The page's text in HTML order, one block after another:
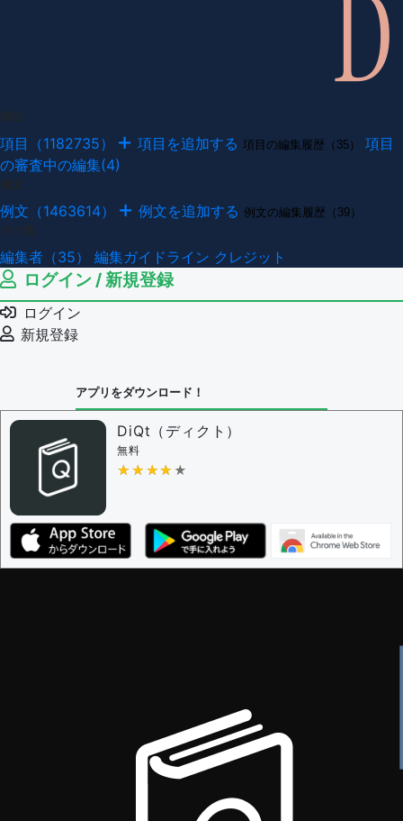
項目（1182735） 項目を追加する 項目の編集履歴（35）
項目
の審査中の編集(4)
例文（1463614） 例文を追加する 例文の編集履歴（39）
編集者（35） 編集ガイドライン クレジット
ログイン / 新規登録
ログイン
新規登録
アプリをダウンロード！
DiQt（ディクト）
無料
★★★★★
★★★★★